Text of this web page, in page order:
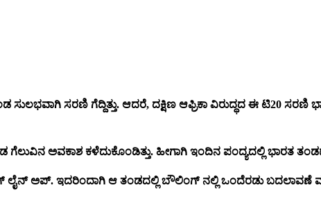
ಸುಲಭವಾಗಿ ಸರಣಿ ಗೆದ್ದಿತ್ತು. ಆದರೆ, ದಕ್ಷಿಣ ಆಫ್ರಿಕಾ ವಿರುದ್ಧದ ಈ ಟಿ20 ಸರಣಿ
ಗೆಲುವಿನ ಅವಕಾಶ ಕಳೆದುಕೊಂಡಿತ್ತು. ಹೀಗಾಗಿ ಇಂದಿನ ಪಂದ್ಯದಲ್ಲಿ ಭಾರತ
ಲೈನ್ ಅಪ್. ಇದರಿಂದಾಗಿ ಆ ತಂಡದಲ್ಲಿ ಬೌಲಿಂಗ್ ನಲ್ಲಿ ಒಂದೆರಡು